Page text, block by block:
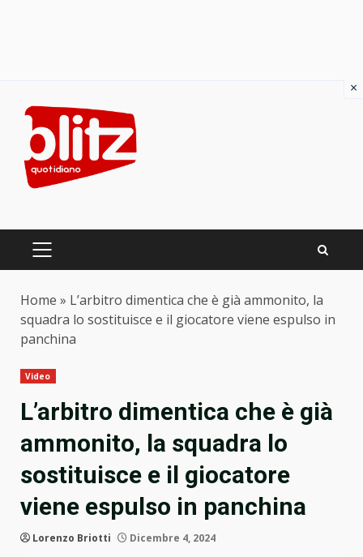
content
PRIMARY
Home » L’arbitro dimentica che è già ammonito, la
squadra lo sostituisce e il giocatore viene espulso in
panchina
Video
L’arbitro dimentica che è già
ammonito, la squadra lo
sostituisce e il giocatore
viene espulso in panchina
Lorenzo Briotti Dicembre 4, 2024
×